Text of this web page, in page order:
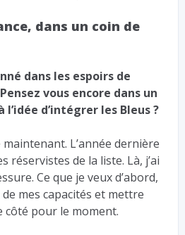
dans un coin de
dans les espoirs de
vous encore dans un
d’intégrer les Bleus ?
maintenant. L’année dernière
réservistes de la liste. Là, j’ai
Ce que je veux d’abord,
de mes capacités et mettre
côté pour le moment.